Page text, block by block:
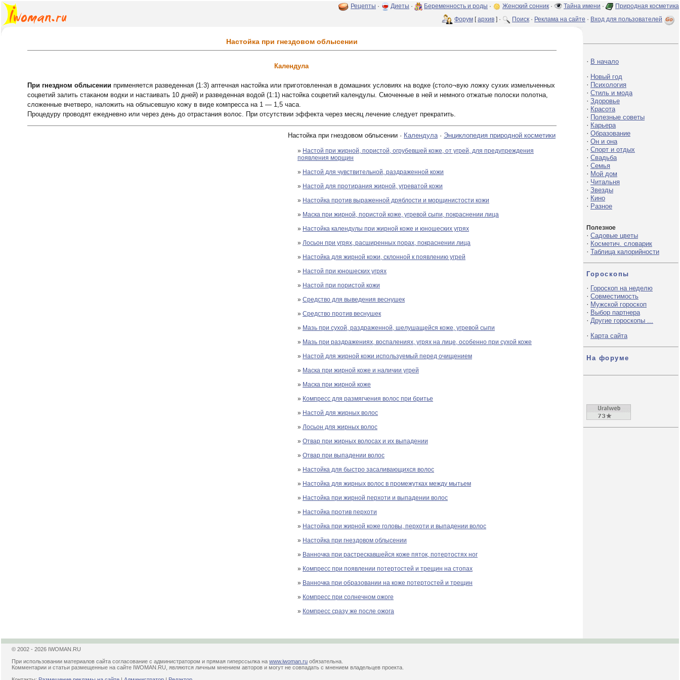
Рецепты · Диеты · Беременность и роды · Женский сонник · Тайна имени ·
Природная косметика
Форум [архив ] · Поиск · Реклама на сайте · Вход для пользователей
Настойка при гнездовом облысении
Календула
При гнездном облысении применяется разведенная (1:3) аптечная настойка или приготовленная в домашних условиях на водке (столо¬вую ложку сухих измельченных
соцветий залить стаканом водки и настаивать 10 дней) и разведенная водой (1:1) настойка соцветий календулы. Смоченные в ней и немного отжатые полоски полотна,
сложенные вчетверо, наложить на облысевшую кожу в виде компресса на 1 — 1,5 часа.
Процедуру проводят ежедневно или через день до отрастания волос. При отсутствии эффекта через месяц лечение следует прекратить.
Настойка при гнездовом облысении · Календула · Энциклопедия природной косметики
» Настой при жирной, пористой, огрубевшей коже, от угрей, для предупреждения
появления морщин
» Настой для чувствительной, раздраженной кожи
» Настой для протирания жирной, угреватой кожи
» Настойка против выраженной дряблости и морщинистости кожи
» Маска при жирной, пористой коже, угревой сыпи, покраснении лица
» Настойка календулы при жирной коже и юношеских угрях
» Лосьон при угрях, расширенных порах, покраснении лица
» Настойка для жирной кожи, склонной к появлению угрей
» Настой при юношеских угрях
» Настой при пористой кожи
» Средство для выведения веснушек
» Средство против веснушек
» Мазь при сухой, раздраженной, шелушащейся коже, угревой сыпи
» Мазь при раздражениях, воспалениях, угрях на лице, особенно при сухой коже
» Настой для жирной кожи используемый перед очищением
» Маска при жирной коже и наличии угрей
» Маска при жирной коже
» Компресс для размягчения волос при бритье
» Настой для жирных волос
» Лосьон для жирных волос
» Отвар при жирных волосах и их выпадении
» Отвар при выпадении волос
» Настойка для быстро засаливающихся волос
» Настойка для жирных волос в промежутках между мытьем
» Настойка при жирной перхоти и выпадении волос
» Настойка против перхоти
» Настойка при жирной коже головы, перхоти и выпадении волос
» Настойка при гнездовом облысении
» Ванночка при растрескавшейся коже пяток, потертостях ног
» Компресс при появлении потертостей и трещин на стопах
» Ванночка при образовании на коже потертостей и трещин
» Компресс при солнечном ожоге
» Компресс сразу же после ожога
· В начало
· Новый год
· Психология
· Стиль и мода
· Здоровье
· Красота
· Полезные советы
· Карьера
· Образование
· Он и она
· Спорт и отдых
· Свадьба
· Семья
· Мой дом
· Читальня
· Звезды
· Кино
· Разное
Полезное
· Садовые цветы
· Косметич. словарик
· Таблица калорийности
Гороскопы
· Гороскоп на неделю
· Совместимость
· Мужской гороскоп
· Выбор партнера
· Другие гороскопы ...
· Карта сайта
На форуме
© 2002 - 2026 IWOMAN.RU
При использовании материалов сайта согласование с администратором и прямая гиперссылка на www.iwoman.ru обязательна.
Комментарии и статьи размещенные на сайте IWOMAN.RU, являются личным мнением авторов и могут не совпадать с мнением владельцев проекта.